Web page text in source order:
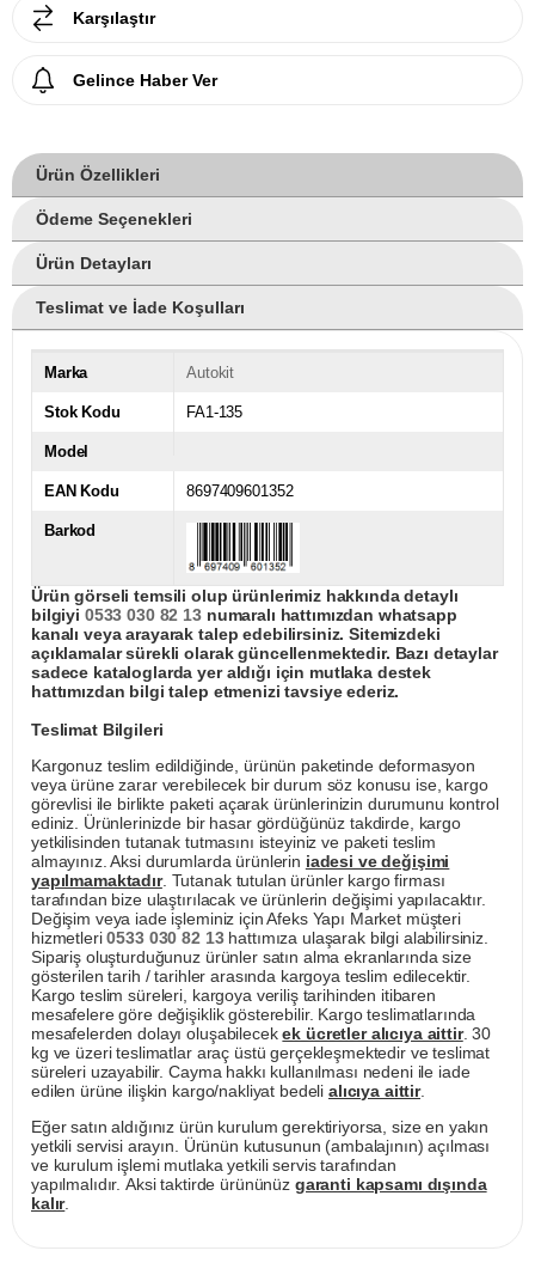
Karşılaştır
Gelince Haber Ver
Ürün Özellikleri
Ödeme Seçenekleri
Ürün Detayları
Teslimat ve İade Koşulları
Marka Autokit
Stok Kodu FA1-135
Model
EAN Kodu 8697409601352
Barkod
Ürün görseli temsili olup ürünlerimiz hakkında detaylı
bilgiyi 0533 030 82 13numaralı hattımızdan whatsapp
kanalı veya arayarak talep edebilirsiniz. Sitemizdeki
açıklamalar sürekli olarak güncellenmektedir. Bazı detaylar
sadece kataloglarda yer aldığı için mutlaka destek
hattımızdan bilgi talep etmenizi tavsiye ederiz.
Teslimat Bilgileri
Kargonuz teslim edildiğinde, ürünün paketinde deformasyon
veya ürüne zarar verebilecek bir durum söz konusu ise, kargo
görevlisi ile birlikte paketi açarak ürünlerinizin durumunu kontrol
ediniz. Ürünlerinizde bir hasar gördüğünüz takdirde, kargo
yetkilisinden tutanak tutmasını isteyiniz ve paketi teslim
almayınız. Aksi durumlarda ürünlerin iadesi ve değişimi
yapılmamaktadır. Tutanak tutulan ürünler kargo firması
tarafından bize ulaştırılacak ve ürünlerin değişimi yapılacaktır.
Değişim veya iade işleminiz için Afeks Yapı Market müşteri
hizmetleri0533 030 82 13hattımıza ulaşarak bilgi alabilirsiniz.
Sipariş oluşturduğunuz ürünler satın alma ekranlarında size
gösterilen tarih / tarihler arasında kargoya teslim edilecektir.
Kargo teslim süreleri, kargoya veriliş tarihinden itibaren
mesafelere göre değişiklik gösterebilir. Kargo teslimatlarında
mesafelerden dolayı oluşabilecekek ücretler alıcıya aittir. 30
kg ve üzeri teslimatlar araç üstü gerçekleşmektedir ve teslimat
süreleri uzayabilir. Cayma hakkı kullanılması nedeni ile iade
edilen ürüne ilişkin kargo/nakliyat bedeli alıcıya aittir.
Eğer satın aldığınız ürün kurulum gerektiriyorsa, size en yakın
yetkili servisi arayın. Ürünün kutusunun (ambalajının) açılması
ve kurulum işlemi mutlaka yetkili servis tarafından
yapılmalıdır. Aksi taktirde ürününüz garanti kapsamı dışında
kalır.